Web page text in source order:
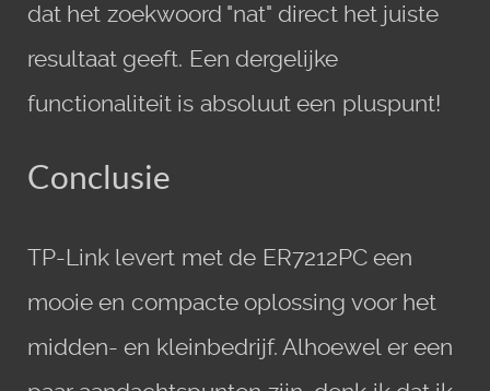
dat het zoekwoord "nat" direct het juiste
resultaat geeft. Een dergelijke
functionaliteit is absoluut een pluspunt!
Conclusie
TP-Link levert met de ER7212PC een
mooie en compacte oplossing voor het
midden- en kleinbedrijf. Alhoewel er een